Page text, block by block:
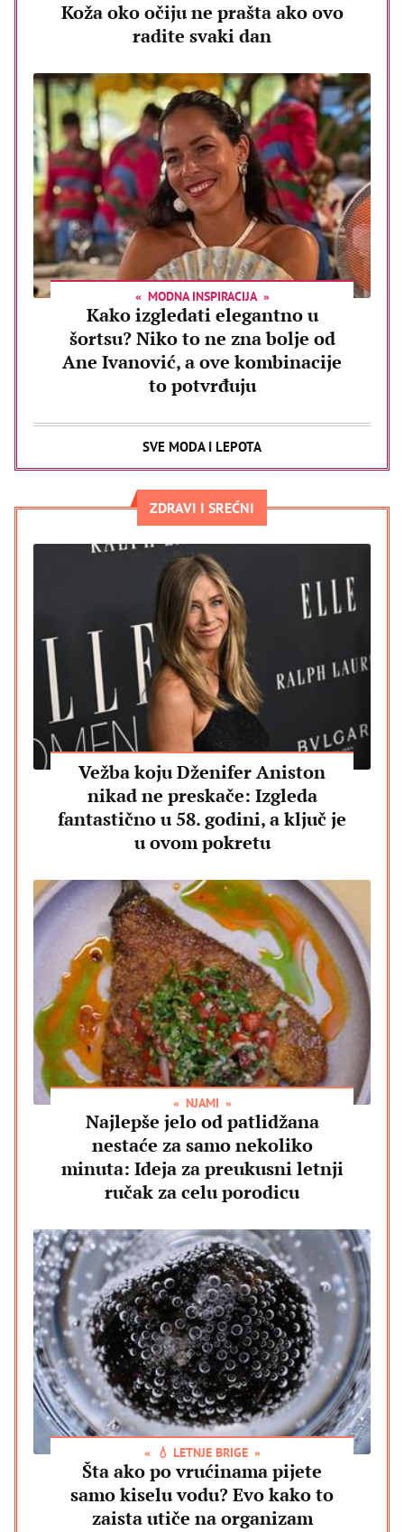
Koža oko očiju ne prašta ako ovo
radite svaki dan
MODNA INSPIRACIJA
Kako izgledati elegantno u
šortsu? Niko to ne zna bolje od
Ane Ivanović, a ove kombinacije
to potvrđuju
SVE MODA I LEPOTA
ZDRAVI I SREĆNI
Vežba koju Dženifer Aniston
nikad ne preskače: Izgleda
fantastično u 58. godini, a ključ je
u ovom pokretu
NJAMI
Najlepše jelo od patlidžana
nestaće za samo nekoliko
minuta: Ideja za preukusni letnji
ručak za celu porodicu
💧 LETNJE BRIGE
Šta ako po vrućinama pijete
samo kiselu vodu? Evo kako to
zaista utiče na organizam